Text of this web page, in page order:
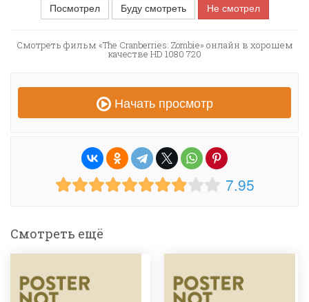
Посмотрел
Буду смотреть Не смотрел
Смотреть фильм «The Cranberries: Zombie» онлайн в хорошем
качестве HD 1080 720
Начать просмотр
7.95
Смотреть ещё